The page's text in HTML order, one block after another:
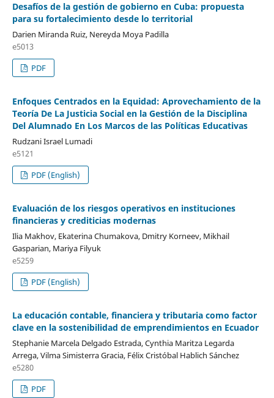
Desafíos de la gestión de gobierno en Cuba: propuesta
para su fortalecimiento desde lo territorial
Darien Miranda Ruiz, Nereyda Moya Padilla
e5013
PDF
Enfoques Centrados en la Equidad: Aprovechamiento de la
Teoría De La Justicia Social en la Gestión de la Disciplina
Del Alumnado En Los Marcos de las Políticas Educativas
Rudzani Israel Lumadi
e5121
PDF (English)
Evaluación de los riesgos operativos en instituciones
financieras y crediticias modernas
Ilia Makhov, Ekaterina Chumakova, Dmitry Korneev, Mikhail
Gasparian, Mariya Filyuk
e5259
PDF (English)
La educación contable, financiera y tributaria como factor
clave en la sostenibilidad de emprendimientos en Ecuador
Stephanie Marcela Delgado Estrada, Cynthia Maritza Legarda
Arrega, Vilma Simisterra Gracia, Félix Cristóbal Hablich Sánchez
e5280
PDF